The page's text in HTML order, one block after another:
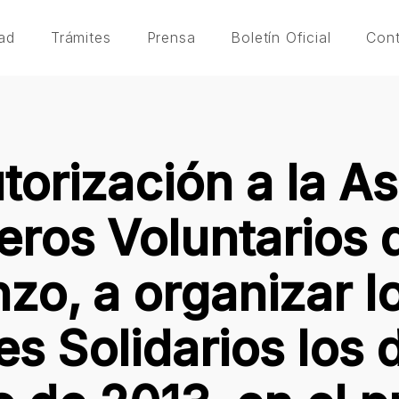
Trámites Prensa Boletín Oficial
a la
Voluntarios
a organizar
Solidarios los